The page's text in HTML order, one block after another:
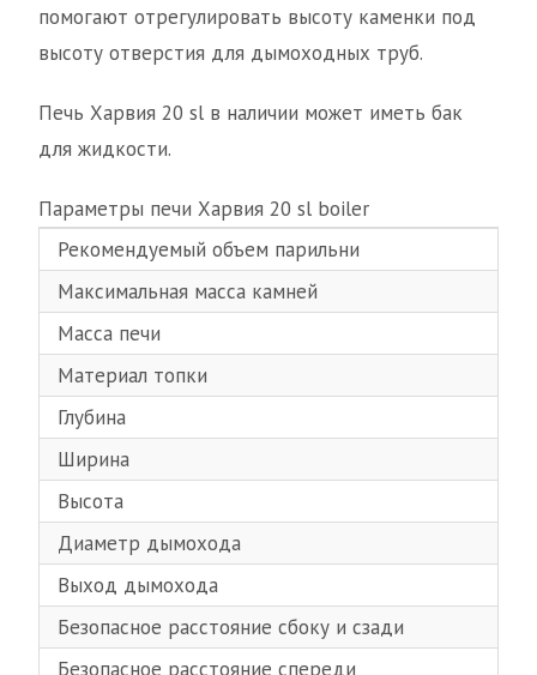
помогают отрегулировать высоту каменки под
высоту отверстия для дымоходных труб.
Печь Харвия 20 sl в наличии может иметь бак
для жидкости.
Параметры печи Харвия 20 sl boiler
Рекомендуемый объем парильни
Максимальная масса камней
Масса печи
Материал топки
Глубина
Ширина
Высота
Диаметр дымохода
Выход дымохода
Безопасное расстояние сбоку и сзади
Безопасное расстояние спереди